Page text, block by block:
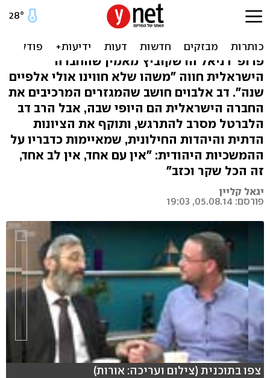
גילינו שאנחנו עם אחד? תלוי
את מי שואלים
פרופ' דניאל הרשקוביץ מאמין שהחברה
הישראלית חווה "משהו שלא חווינו אולי אלפיים
שנה". דב אלבוים חושב שהמגזרים המרכיבים את
החברה הישראלית הם היופי שבה, אבל הרב דב
הלברטל מסרב להתרגש, ותוקף את הציונות
הדתית והיהדות החילונית, שמאיימות כדבריו על
ההמשכיות היהודית: "אין עם אחד, אין לב אחד,
זה הכל שקר וכזב"
יגאל קליין
פורסם: 05.08.14, 19:03
צפו בתוכנית (צילום ועריכה: אורות)